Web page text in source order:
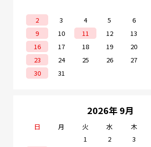
2
3 4 5 6
9
10 11 12 13
16
17 18 19 20
23
24 25 26 27
30
31
2026年 9月
日 月 火 水 木
1
2 3